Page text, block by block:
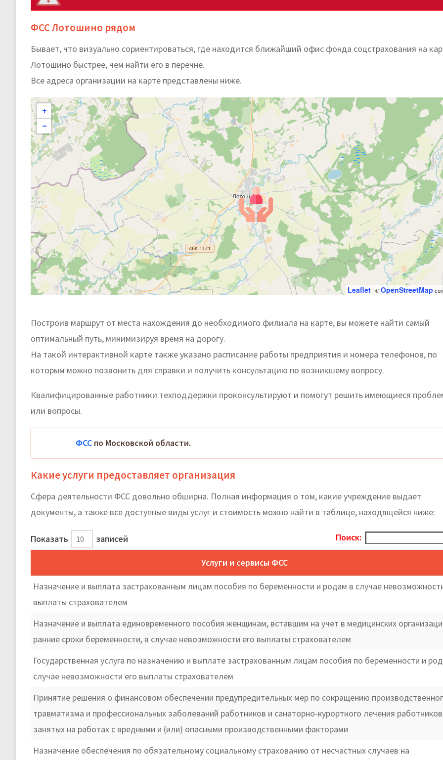
ФСС Лотошино рядом
Бывает, что визуально сориентироваться, где находится ближайший офис фонда соцстрахования на
Лотошино быстрее, чем найти его в перечне.
Все адреса организации на карте представлены ниже.
+
−
Leaflet | ©OpenStreetMap
Построив маршрут от места нахождения до необходимого филиала на карте, вы можете найти самый
оптимальный путь, минимизируя время на дорогу.
На такой интерактивной карте также указано расписание работы предприятия и номера телефонов, по
которым можно позвонить для справки и получить консультацию по возникшему вопросу.
Квалифицированные работники техподдержки проконсультируют и помогут решить имеющиеся
или вопросы.
ФСС по Московской области.
Какие услуги предоставляет организация
Сфера деятельности ФСС довольно обширна. Полная информация о том, какие учреждение выдает
документы, а также все доступные виды услуг и стоимость можно найти в таблице, находящейся ниже:
Показать записей Поиск:
Услуги и сервисы ФСС
Назначение и выплата застрахованным лицам пособия по беременности и родам в случае
выплаты страхователем
Назначение и выплата единовременного пособия женщинам, вставшим на учет в медицинских
ранние сроки беременности, в случае невозможности его выплаты страхователем
Государственная услуга по назначению и выплате застрахованным лицам пособия по беременности и
случае невозможности его выплаты страхователем
Принятие решения о финансовом обеспечении предупредительных мер по сокращению
травматизма и профессиональных заболеваний работников и санаторно-курортного лечения
занятых на работах с вредными и (или) опасными производственными факторами
Назначение обеспечения по обязательному социальному страхованию от несчастных случаев на